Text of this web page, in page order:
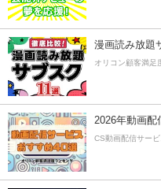
漫画読み放題
オリコン顧客満足
2026年動画配
CS動画配信サー